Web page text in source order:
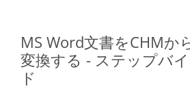
MS Word文書をCHMか
変換する - ステップバ
ド